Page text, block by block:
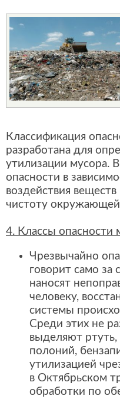
Классификация
разработана для
утилизации мусора.
опасности в
воздействия
чистоту
4. Классы опасности
Чрезвычайно
говорит само за
наносят
человеку,
системы
Среди этих не
выделяют
полоний,
утилизацией
в Октябрьском
обработки по